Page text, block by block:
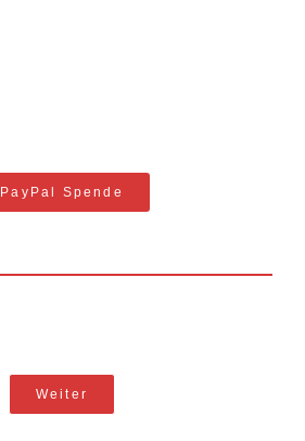
PayPal Spende
Weiter